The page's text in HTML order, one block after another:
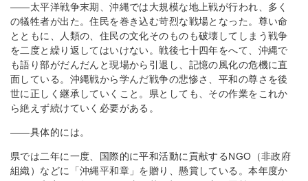
――太平洋戦争末期、沖縄では大規模な地上戦が行われ、多く
の犠牲者が出た。住民を巻き込む苛烈な戦場となった。尊い命
とともに、人類の、住民の文化そのものも破壊してしまう戦争
を二度と繰り返してはいけない。戦後七十四年をへて、沖縄で
も語り部がだんだんと現場から引退し、記憶の風化の危機に直
面している。沖縄戦から学んだ戦争の悲惨さ、平和の尊さを後
世に正しく継承していくこと。県としても、その作業をこれか
ら絶えず続けていく必要がある。
――具体的には。
県では二年に一度、国際的に平和活動に貢献するNGO（非政府
組織）などに「沖縄平和章」を贈り、懸賞している。本年度か